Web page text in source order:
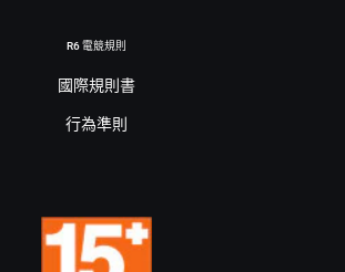
R6 電競規則
國際規則書
行為準則